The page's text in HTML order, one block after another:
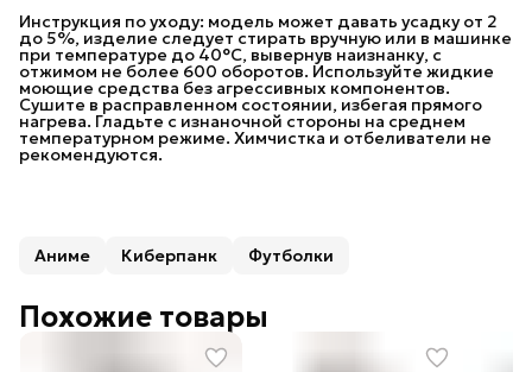
Инструкция по уходу: модель может давать усадку от 2
до 5%, изделие следует стирать вручную или в машинке
при температуре до 40°C, вывернув наизнанку, с
отжимом не более 600 оборотов. Используйте жидкие
моющие средства без агрессивных компонентов.
Сушите в расправленном состоянии, избегая прямого
нагрева. Гладьте с изнаночной стороны на среднем
температурном режиме. Химчистка и отбеливатели не
рекомендуются.
Аниме Киберпанк Футболки
Похожие товары